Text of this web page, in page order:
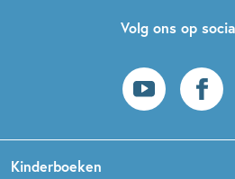
Volg ons op
Kinderboeken